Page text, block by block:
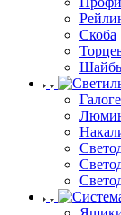
Скоба
Шайбы